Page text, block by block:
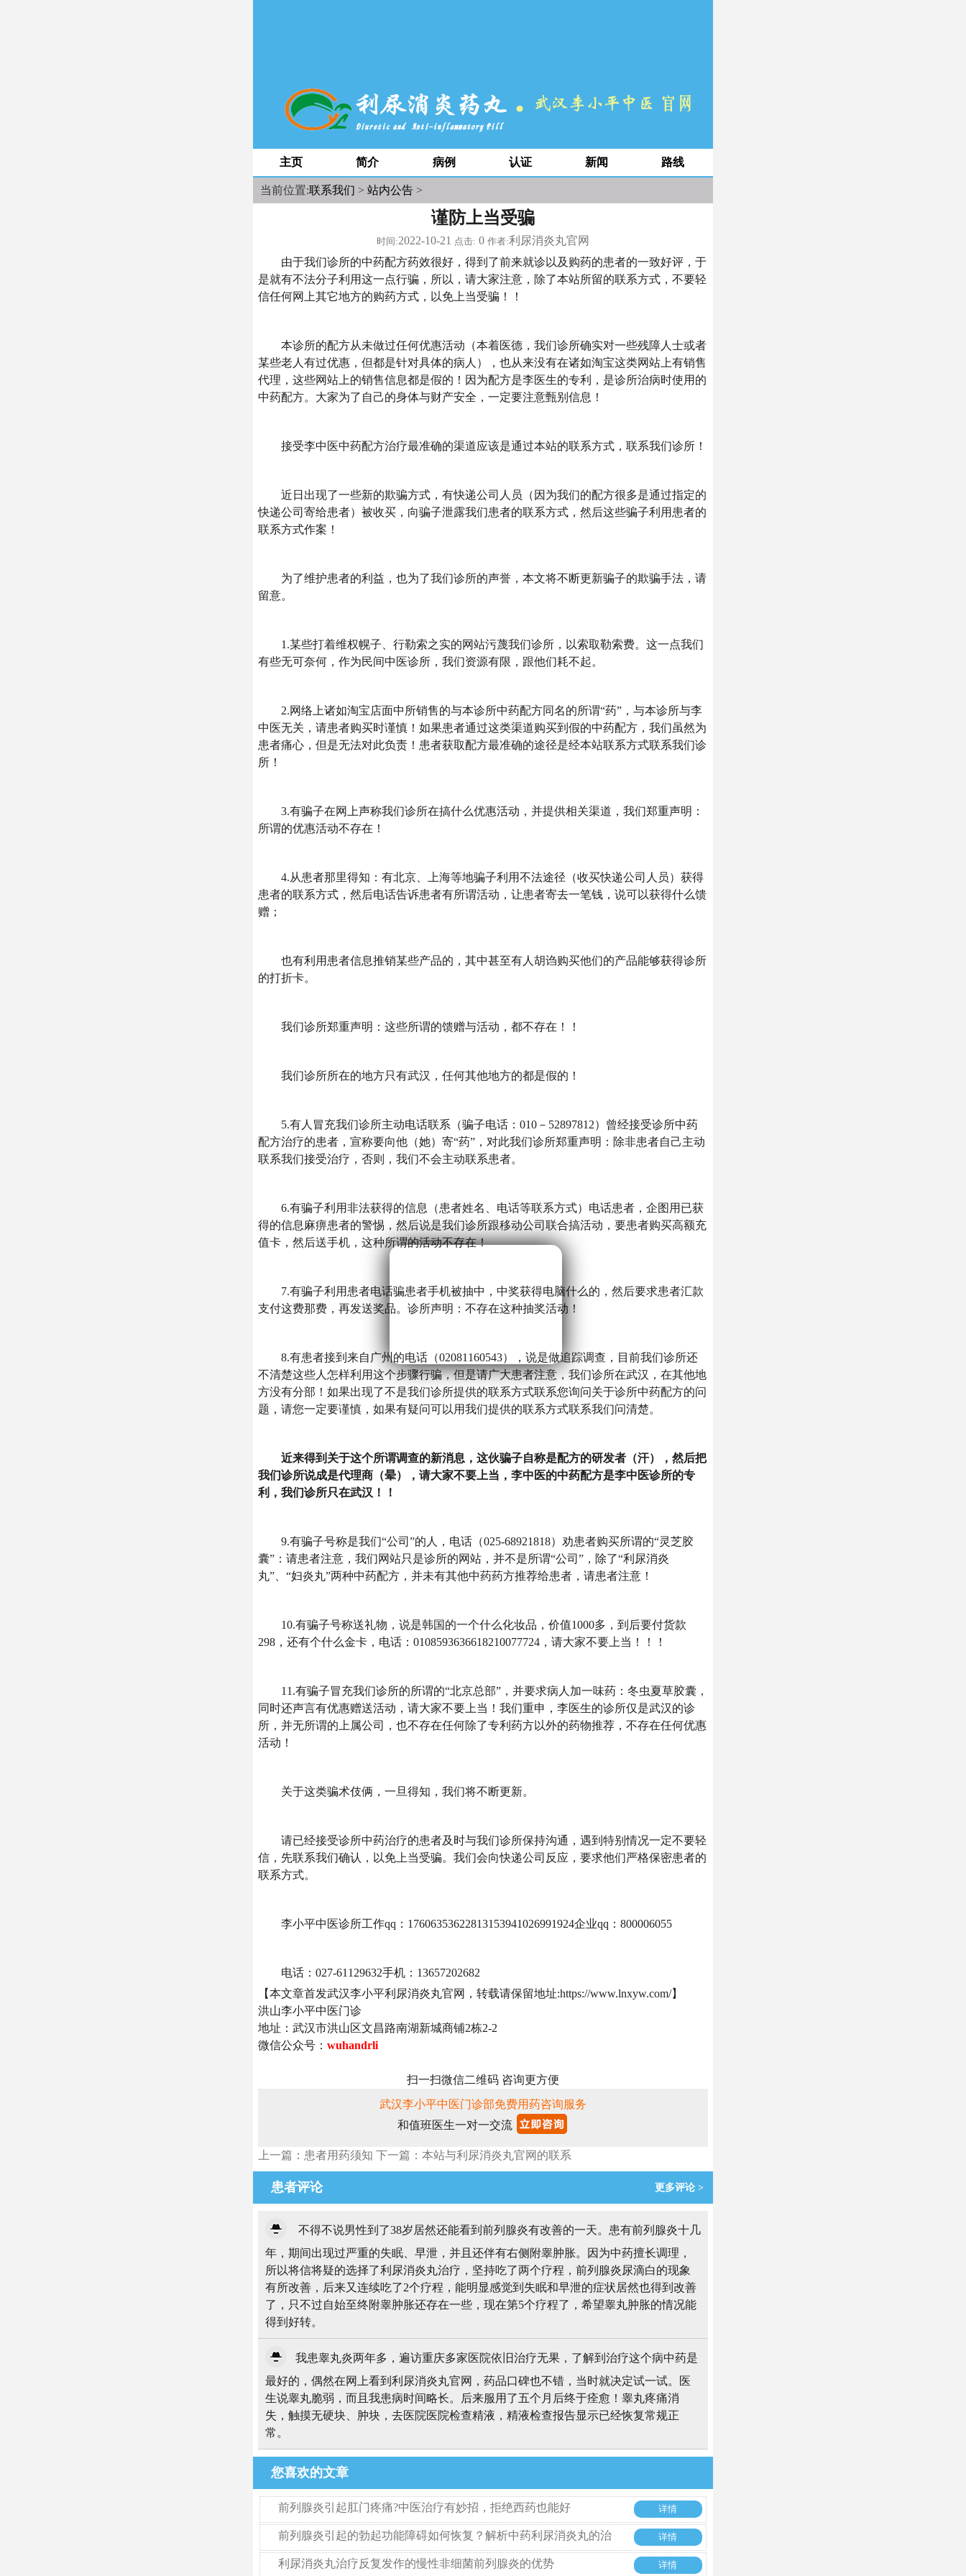
主页 简介 病例 认证 新闻 路线
当前位置:联系我们 > 站内公告 >
谨防上当受骗
时间:2022-10-21 点击: 0 作者:利尿消炎丸官网
由于我们诊所的中药配方药效很好，得到了前来就诊以及购药的患者的一致好评，于
是就有不法分子利用这一点行骗，所以，请大家注意，除了本站所留的联系方式，不要轻
信任何网上其它地方的购药方式，以免上当受骗！！
本诊所的配方从未做过任何优惠活动（本着医德，我们诊所确实对一些残障人士或者
某些老人有过优惠，但都是针对具体的病人），也从来没有在诸如淘宝这类网站上有销售
代理，这些网站上的销售信息都是假的！因为配方是李医生的专利，是诊所治病时使用的
中药配方。大家为了自己的身体与财产安全，一定要注意甄别信息！
接受李中医中药配方治疗最准确的渠道应该是通过本站的联系方式，联系我们诊所！
近日出现了一些新的欺骗方式，有快递公司人员（因为我们的配方很多是通过指定的
快递公司寄给患者）被收买，向骗子泄露我们患者的联系方式，然后这些骗子利用患者的
联系方式作案！
为了维护患者的利益，也为了我们诊所的声誉，本文将不断更新骗子的欺骗手法，请
留意。
1.某些打着维权幌子、行勒索之实的网站污蔑我们诊所，以索取勒索费。这一点我们
有些无可奈何，作为民间中医诊所，我们资源有限，跟他们耗不起。
2.网络上诸如淘宝店面中所销售的与本诊所中药配方同名的所谓“药”，与本诊所与李
中医无关，请患者购买时谨慎！如果患者通过这类渠道购买到假的中药配方，我们虽然为
患者痛心，但是无法对此负责！患者获取配方最准确的途径是经本站联系方式联系我们诊
所！
3.有骗子在网上声称我们诊所在搞什么优惠活动，并提供相关渠道，我们郑重声明：
所谓的优惠活动不存在！
4.从患者那里得知：有北京、上海等地骗子利用不法途径（收买快递公司人员）获得
患者的联系方式，然后电话告诉患者有所谓活动，让患者寄去一笔钱，说可以获得什么馈
赠；
也有利用患者信息推销某些产品的，其中甚至有人胡诌购买他们的产品能够获得诊所
的打折卡。
我们诊所郑重声明：这些所谓的馈赠与活动，都不存在！！
我们诊所所在的地方只有武汉，任何其他地方的都是假的！
5.有人冒充我们诊所主动电话联系（骗子电话：010－52897812）曾经接受诊所中药
配方治疗的患者，宣称要向他（她）寄“药”，对此我们诊所郑重声明：除非患者自己主动
联系我们接受治疗，否则，我们不会主动联系患者。
6.有骗子利用非法获得的信息（患者姓名、电话等联系方式）电话患者，企图用已获
得的信息麻痹患者的警惕，然后说是我们诊所跟移动公司联合搞活动，要患者购买高额充
值卡，然后送手机，这种所谓的活动不存在！
7.有骗子利用患者电话骗患者手机被抽中，中奖获得电脑什么的，然后要求患者汇款
支付这费那费，再发送奖品。诊所声明：不存在这种抽奖活动！
8.有患者接到来自广州的电话（02081160543），说是做追踪调查，目前我们诊所还
不清楚这些人怎样利用这个步骤行骗，但是请广大患者注意，我们诊所在武汉，在其他地
方没有分部！如果出现了不是我们诊所提供的联系方式联系您询问关于诊所中药配方的问
题，请您一定要谨慎，如果有疑问可以用我们提供的联系方式联系我们问清楚。
近来得到关于这个所谓调查的新消息，这伙骗子自称是配方的研发者（汗），然后把
我们诊所说成是代理商（晕），请大家不要上当，李中医的中药配方是李中医诊所的专
利，我们诊所只在武汉！！
9.有骗子号称是我们“公司”的人，电话（025-68921818）劝患者购买所谓的“灵芝胶
囊”：请患者注意，我们网站只是诊所的网站，并不是所谓“公司”，除了“利尿消炎
丸”、“妇炎丸”两种中药配方，并未有其他中药药方推荐给患者，请患者注意！
10.有骗子号称送礼物，说是韩国的一个什么化妆品，价值1000多，到后要付货款
298，还有个什么金卡，电话：0108593636618210077724，请大家不要上当！！！
11.有骗子冒充我们诊所的所谓的“北京总部”，并要求病人加一味药：冬虫夏草胶囊，
同时还声言有优惠赠送活动，请大家不要上当！我们重申，李医生的诊所仅是武汉的诊
所，并无所谓的上属公司，也不存在任何除了专利药方以外的药物推荐，不存在任何优惠
活动！
关于这类骗术伎俩，一旦得知，我们将不断更新。
请已经接受诊所中药治疗的患者及时与我们诊所保持沟通，遇到特别情况一定不要轻
信，先联系我们确认，以免上当受骗。我们会向快递公司反应，要求他们严格保密患者的
联系方式。
李小平中医诊所工作qq：17606353622813153941026991924企业qq：800006055
电话：027-61129632手机：13657202682
【本文章首发武汉李小平利尿消炎丸官网，转载请保留地址:https://www.lnxyw.com/】
洪山李小平中医门诊
地址：武汉市洪山区文昌路南湖新城商铺2栋2-2
微信公众号： wuhandrli
扫一扫微信二维码 咨询更方便
武汉李小平中医门诊部免费用药咨询服务
和值班医生一对一交流
上一篇：患者用药须知 下一篇：本站与利尿消炎丸官网的联系
不得不说男性到了38岁居然还能看到前列腺炎有改善的一天。患有前列腺炎十几
年，期间出现过严重的失眠、早泄，并且还伴有右侧附睾肿胀。因为中药擅长调理，
所以将信将疑的选择了利尿消炎丸治疗，坚持吃了两个疗程，前列腺炎尿滴白的现象